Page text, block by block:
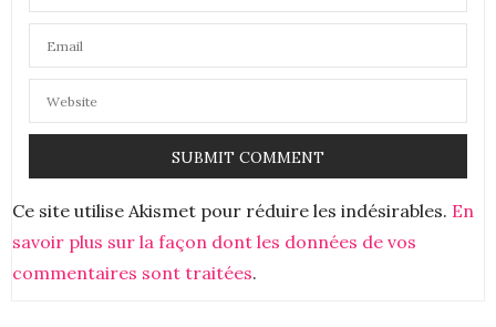
Ce site utilise Akismet pour réduire les indésirables. En
savoir plus sur la façon dont les données de vos
commentaires sont traitées.